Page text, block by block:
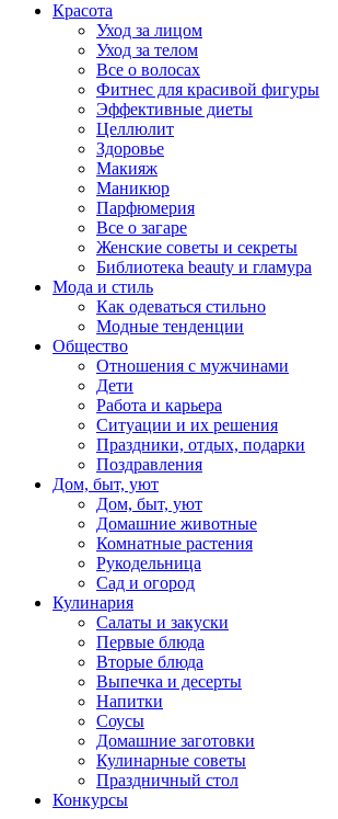
Красота
Уход за лицом
Уход за телом
Все о волосах
Фитнес для красивой фигуры
Эффективные диеты
Целлюлит
Здоровье
Макияж
Маникюр
Парфюмерия
Все о загаре
Женские советы и секреты
Библиотека beauty и гламура
Мода и стиль
Как одеваться стильно
Модные тенденции
Общество
Отношения с мужчинами
Дети
Работа и карьера
Ситуации и их решения
Праздники, отдых, подарки
Поздравления
Дом, быт, уют
Дом, быт, уют
Домашние животные
Комнатные растения
Рукодельница
Сад и огород
Кулинария
Салаты и закуски
Первые блюда
Вторые блюда
Выпечка и десерты
Напитки
Соусы
Домашние заготовки
Кулинарные советы
Праздничный стол
Конкурсы